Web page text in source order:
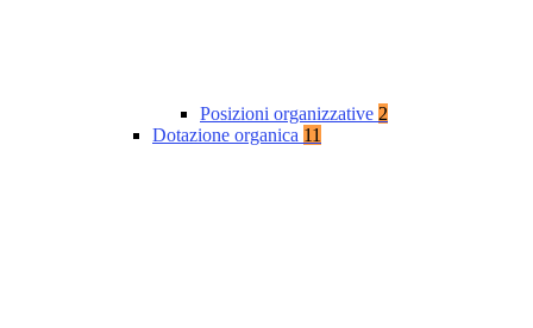
Posizioni organizzative 2
Dotazione organica 11